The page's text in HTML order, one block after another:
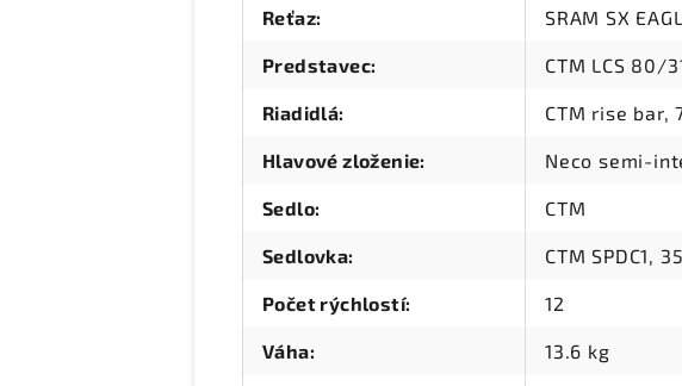
Reťaz: SRAM SX
Predstavec: CTM LCS 80/
Riadidlá: CTM rise bar,
Hlavové zloženie: Neco semi-
Sedlo: CTM
Sedlovka: CTM SPDC1,
Počet rýchlostí: 12
Váha: 13.6 kg